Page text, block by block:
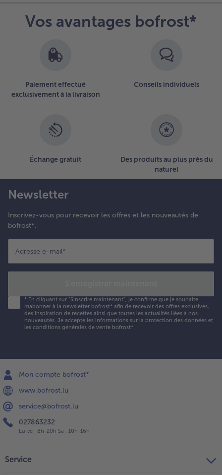
Vos avantages bofrost*
Paiement effectué
exclusivement à la livraison
Conseils individuels
Échange gratuit
Des produits au plus près du
naturel
Newsletter
Inscrivez-vous pour recevoir les offres et les nouveautés de
bofrost*.
Adresse e-mail*
* En cliquant sur "Sinscrire maintenant", je confirme que je souhaite
mabonner à la newsletter bofrost* afin de recevoir des offres exclusives,
des inspiration de recettes ainsi que toutes les actualités liées à nos
nouveautés. Je accepte les informations sur la protection des données et
les conditions générales de vente bofrost*.
Mon compte bofrost*
www.bofrost.lu
service@bofrost.lu
027863232
Lu-ve : 8h-20h Sa : 10h-16h
Service